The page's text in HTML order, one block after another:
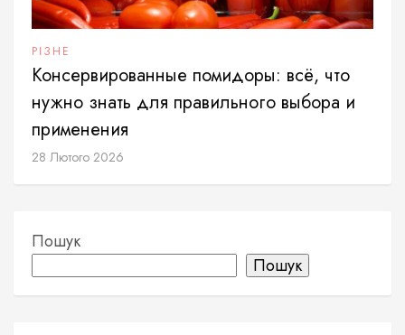
РІЗНЕ
Консервированные помидоры: всё, что
нужно знать для правильного выбора и
применения
28 Лютого 2026
Пошук
Пошук